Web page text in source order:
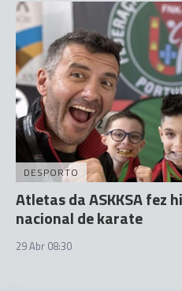
DESPORTO
Atletas da ASKKSA fez
nacional de karate
29 Abr 08:30